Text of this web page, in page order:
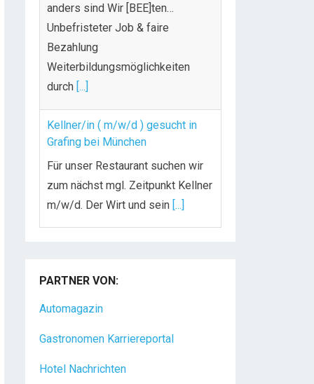
anders sind Wir [BEE]ten…
Unbefristeter Job & faire
Bezahlung
Weiterbildungsmöglichkeiten
durch [...]
Kellner/in ( m/w/d ) gesucht in
Grafing bei München
Für unser Restaurant suchen wir
zum nächst mgl. Zeitpunkt Kellner
m/w/d. Der Wirt und sein [...]
Dein Arbeitsplatz mit
Urlaubsfeeling Chef de Rang
Leidenschaft und liebst[...]
PARTNER VON:
Automagazin
Gastronomen Karriereportal
Hotel Nachrichten